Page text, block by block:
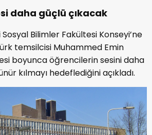
daha güçlü çıkacak
Bilimler Fakültesi Konseyi’ne
temsilcisi Muhammed Emin
boyunca öğrencilerin sesini daha
kılmayı hedeflediğini açıkladı.